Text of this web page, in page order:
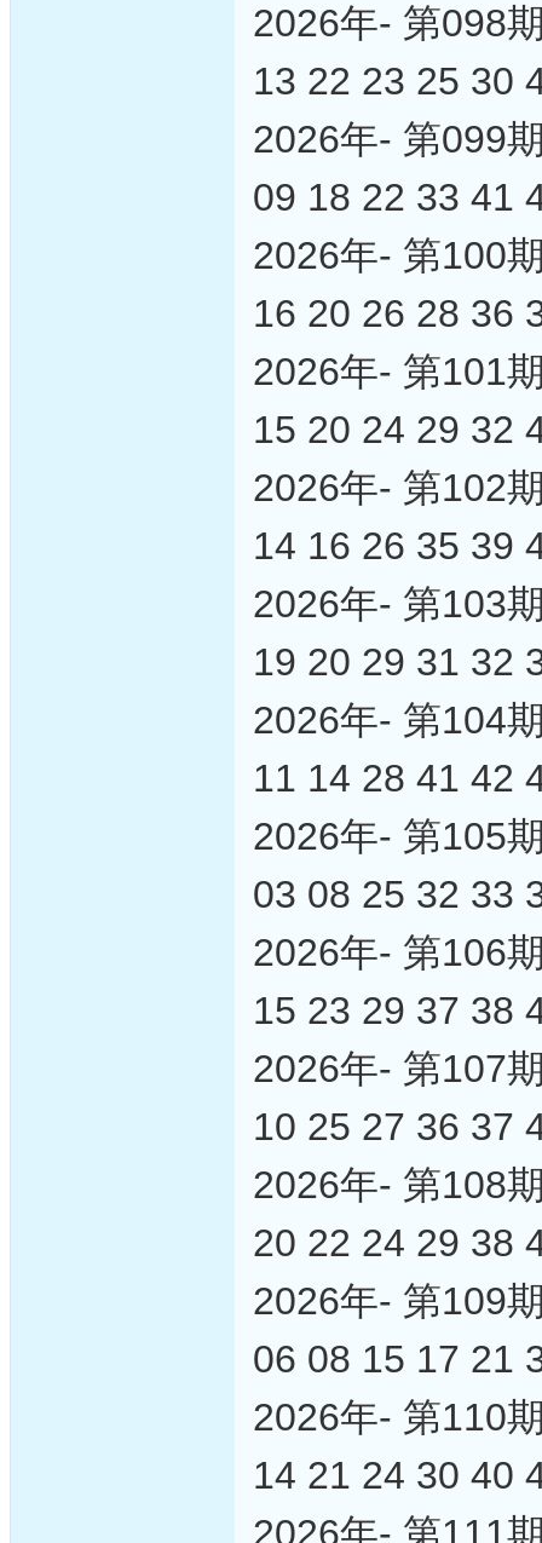
2026年- 第098
13 22 23 25 30
2026年- 第099
09 18 22 33 41
2026年- 第100
16 20 26 28 36
2026年- 第101
15 20 24 29 32
2026年- 第102
14 16 26 35 39
2026年- 第103
19 20 29 31 32
2026年- 第104
11 14 28 41 42
2026年- 第105
03 08 25 32 33
2026年- 第106
15 23 29 37 38
2026年- 第107
10 25 27 36 37
2026年- 第108
20 22 24 29 38
2026年- 第109
06 08 15 17 21
2026年- 第110
14 21 24 30 40
2026年- 第111